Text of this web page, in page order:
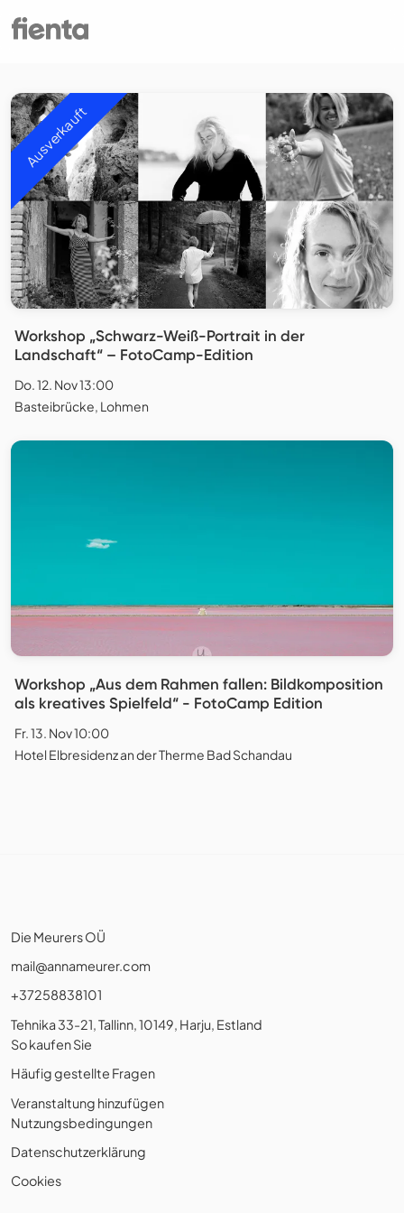
Ausverkauft
Workshop „Schwarz-Weiß-Portrait in der
Landschaft“ – FotoCamp-Edition
Do. 12. Nov 13:00
Basteibrücke, Lohmen
Workshop „Aus dem Rahmen fallen: Bildkomposition
als kreatives Spielfeld“ - FotoCamp Edition
Fr. 13. Nov 10:00
Hotel Elbresidenz an der Therme Bad Schandau
Die Meurers OÜ
mail@annameurer.com
+37258838101
Tehnika 33-21, Tallinn, 10149, Harju, Estland
So kaufen Sie
Häufig gestellte Fragen
Veranstaltung hinzufügen
Nutzungsbedingungen
Datenschutzerklärung
Cookies